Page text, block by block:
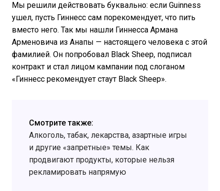
Мы решили действовать буквально: если Guinness
ушел, пусть Гиннесс сам порекомендует, что пить
вместо него. Так мы нашли Гиннесса Армана
Арменовича из Анапы — настоящего человека с этой
фамилией. Он попробовал Black Sheep, подписал
контракт и стал лицом кампании под слоганом
«Гиннесс рекомендует стаут Black Sheep».
Смотрите также:
Алкоголь, табак, лекарства, азартные игры
и другие «запретные» темы. Как
продвигают продукты, которые нельзя
рекламировать напрямую